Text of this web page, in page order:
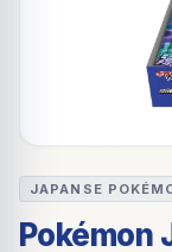
JAPANSE
Pokémon